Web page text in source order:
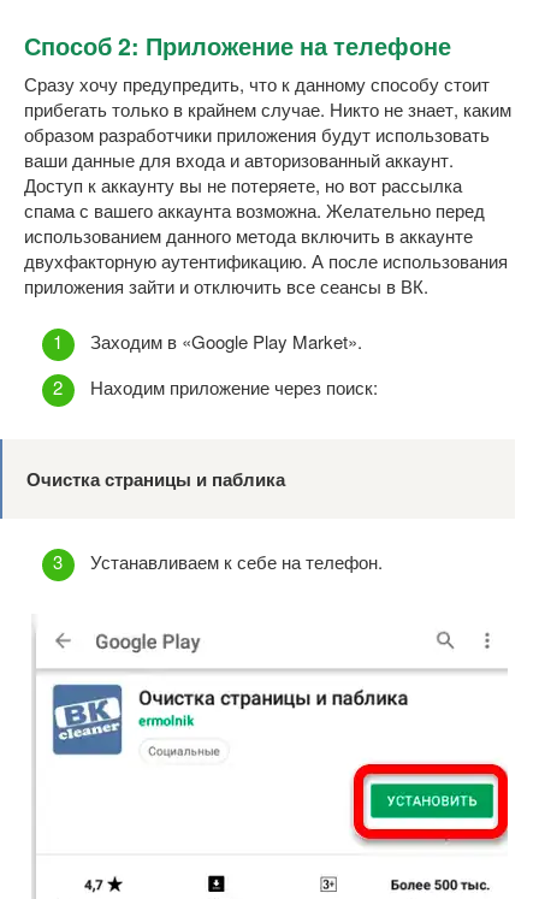
Способ 2: Приложение на телефоне
Сразу хочу предупредить, что к данному способу стоит
прибегать только в крайнем случае. Никто не знает, каким
образом разработчики приложения будут использовать
ваши данные для входа и авторизованный аккаунт.
Доступ к аккаунту вы не потеряете, но вот рассылка
спама с вашего аккаунта возможна. Желательно перед
использованием данного метода включить в аккаунте
двухфакторную аутентификацию. А после использования
приложения зайти и отключить все сеансы в ВК.
Заходим в «Google Play Market».
Находим приложение через поиск:
Очистка страницы и паблика
Устанавливаем к себе на телефон.